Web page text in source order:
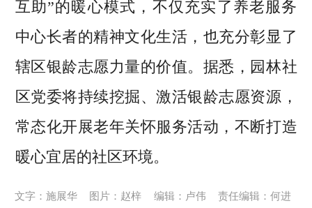
互助”的暖心模式，不仅充实了养老服务
中心长者的精神文化生活，也充分彰显了
辖区银龄志愿力量的价值。据悉，园林社
区党委将持续挖掘、激活银龄志愿资源，
常态化开展老年关怀服务活动，不断打造
暖心宜居的社区环境。
文字：施展华 图片：赵梓 编辑：卢伟 责任编辑：何进